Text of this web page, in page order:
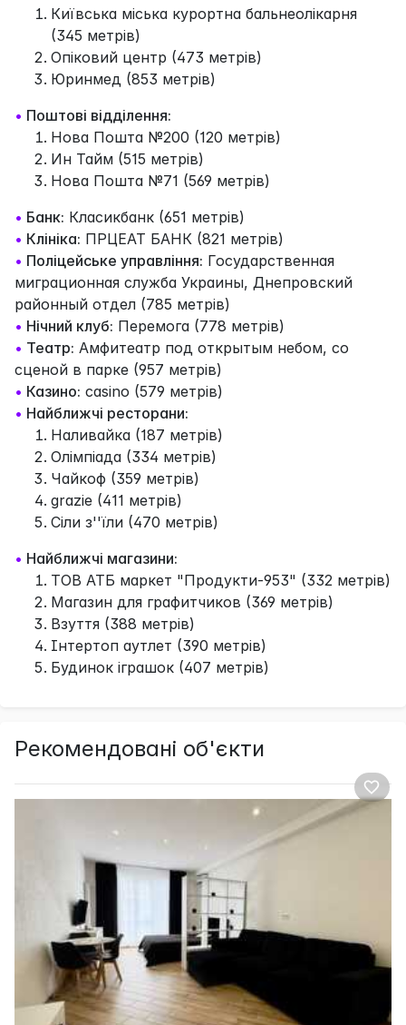
Київська міська курортна бальнеолікарня
(345 метрів)
Опіковий центр (473 метрів)
Юринмед (853 метрів)
• Поштові відділення:
Нова Пошта №200 (120 метрів)
Ин Тайм (515 метрів)
Нова Пошта №71 (569 метрів)
• Банк: Класикбанк (651 метрів)
• Клініка: ПРЦЕАТ БАНК (821 метрів)
• Поліцейське управління: Государственная
миграционная служба Украины, Днепровский
районный отдел (785 метрів)
• Нічний клуб: Перемога (778 метрів)
• Театр: Амфитеатр под открытым небом, со
сценой в парке (957 метрів)
• Казино: casino (579 метрів)
• Найближчі ресторани:
Наливайка (187 метрів)
Олімпіада (334 метрів)
Чайкоф (359 метрів)
grazie (411 метрів)
Сіли з''їли (470 метрів)
• Найближчі магазини:
ТОВ АТБ маркет "Продукти-953" (332 метрів)
Магазин для графитчиков (369 метрів)
Взуття (388 метрів)
Інтертоп аутлет (390 метрів)
Будинок іграшок (407 метрів)
Рекомендовані об'єкти